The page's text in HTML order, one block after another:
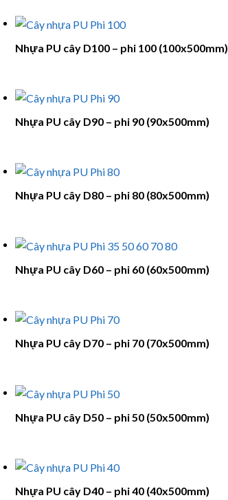
Nhựa PU cây D100 – phi 100 (100x500mm)
Nhựa PU cây D90 – phi 90 (90x500mm)
Nhựa PU cây D80 – phi 80 (80x500mm)
Nhựa PU cây D60 – phi 60 (60x500mm)
Nhựa PU cây D70 – phi 70 (70x500mm)
Nhựa PU cây D50 – phi 50 (50x500mm)
Nhựa PU cây D40 – phi 40 (40x500mm)